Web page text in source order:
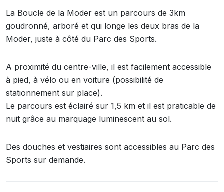
La Boucle de la Moder est un parcours de 3km
goudronné, arboré et qui longe les deux bras de la
Moder, juste à côté du Parc des Sports.
A proximité du centre-ville, il est facilement accessible
à pied, à vélo ou en voiture (possibilité de
stationnement sur place).
Le parcours est éclairé sur 1,5 km et il est praticable de
nuit grâce au marquage luminescent au sol.
Des douches et vestiaires sont accessibles au Parc des
Sports sur demande.